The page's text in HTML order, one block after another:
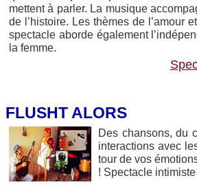
mettent à parler. La musique
de l’histoire. Les thèmes de l’amour
spectacle aborde également
la femme.
FLUSHT ALORS
Des chansons, du
interactions avec
tour de vos
! Spectacle